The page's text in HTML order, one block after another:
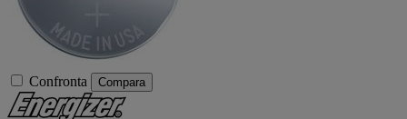
Confronta Compara